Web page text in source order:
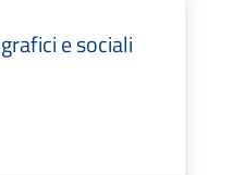
e sociali